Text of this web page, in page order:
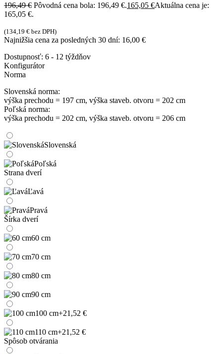
196,49€ Pôvodná cena bola: 196,49 €.165,05 €Aktuálna cena je:
165,05 €.
(134,19 € bez DPH)
Najnižšia cena za posledných 30 dní: 16,00 €
Dostupnosť: 6 - 12 týždňov
Konfigurátor
Norma
Slovenská norma:
výška prechodu = 197 cm, výška staveb. otvoru = 202 cm
Poľská norma:
výška prechodu = 202 cm, výška staveb. otvoru = 206 cm
Slovenská
Poľská
Strana dverí
Ľavá
Pravá
Šírka dverí
60 cm
70 cm
80 cm
90 cm
100 cm+21,52 €
110 cm+21,52 €
Spôsob otvárania